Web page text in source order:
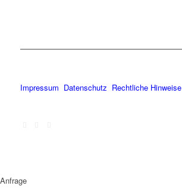
Impressum Datenschutz Rechtliche Hinweise
Anfrage